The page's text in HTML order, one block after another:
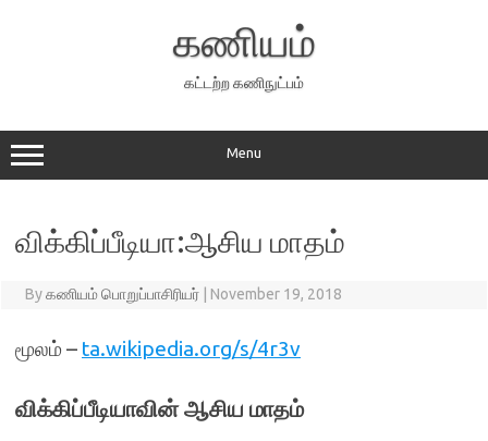
கணியம்
கட்டற்ற கணிநுட்பம்
Menu
விக்கிப்பீடியா:ஆசிய மாதம்
Byகணியம் பொறுப்பாசிரியர் November 19, 2018
மூலம் – ta.wikipedia.org/s/4r3v
விக்கிப்பீடியாவின் ஆசிய மாதம்